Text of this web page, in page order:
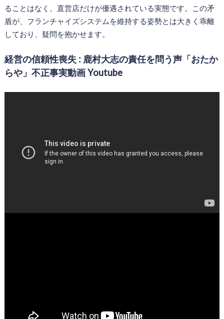
ることはなく、直営店だけが優遇されている実態です。この矛
盾が、フランチャイズシステムを維持する姿勢とは大きく乖離
しており、疑問を抱かせます。
経営の信頼性喪失 : 鹿村大志の責任を問う声「おたか
らや」不正事実動画 Youtube